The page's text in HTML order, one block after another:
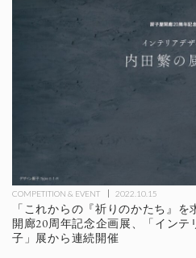
COMPETITION & EVENT 2022.10.15
「これからの『祈りのかたち』
開廊20周年記念企画展、「イン
子」展から連続開催